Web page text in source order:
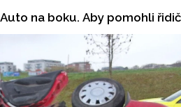
na boku. Aby pomohli